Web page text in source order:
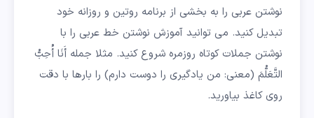
نوشتن عربی را به بخشی از برنامه روتین و روزانه خود
تبدیل کنید. می توانید آموزش نوشتن خط عربی را با
نوشتن جملات کوتاه روزمره شروع کنید. مثلا جمله أَنَا أُحِبُّ
التَّعَلُّمَ (معنی: من یادگیری را دوست دارم) را بارها با دقت
روی کاغذ بیاورید.